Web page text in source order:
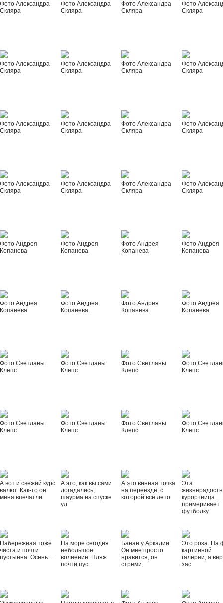
Фото Александра
Скляра
Фото Александра
Скляра
Фото Александра
Скляра
Фото
Скляра
Фото Александра
Скляра
Фото Александра
Скляра
Фото Александра
Скляра
Фото
Скляра
Фото Александра
Скляра
Фото Александра
Скляра
Фото Александра
Скляра
Фото
Скляра
Фото Александра
Скляра
Фото Александра
Скляра
Фото Александра
Скляра
Фото
Скляра
Фото Андрея
Копанева
Фото Андрея
Копанева
Фото Андрея
Копанева
Фото Андрея
Копанева
Фото Андрея
Копанева
Фото Андрея
Копанева
Фото Андрея
Копанева
Фото Андрея
Копанева
Фото Светланы
Клепс
Фото Светланы
Клепс
Фото Светланы
Клепс
Фото
Клепс
Фото Светланы
Клепс
Фото Светланы
Клепс
Фото Светланы
Клепс
Фото
Клепс
А вот и свежий курс
валют. Как-то он
меня впечатли
А это, как вы сами
догадались,
шаурма на спуске
ул
А это винная точка
на переезде, с
которой все лето
Эта
курортница
примеривает
футболку
Набережная тоже
чиста и почти
пустынна. Осень...
На море сегодня
небольшое
волнение. Пляж
почти пус
Банан у Аркадии.
Он мне просто
нравится, он
стреми
Это роза. На
картинной
галереи, а
зас